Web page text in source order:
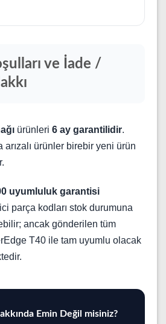
ve İade /
ürünleri 6 ay garantilidir.
arızalı ürünler birebir yeni ürün
uyumluluk garantisi
parça kodları stok durumuna
ancak gönderilen tüm
T40 ile tam uyumlu olacak
Emin Değil misiniz?